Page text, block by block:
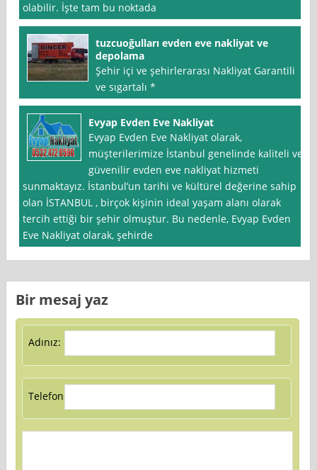
olabilir. İşte tam bu noktada
tuzcuoğulları evden eve nakliyat ve
depolama
Şehir içi ve şehirlerarası Nakliyat Garantili
ve sıgartalı *
Evyap Evden Eve Nakliyat
Evyap Evden Eve Nakliyat olarak,
müşterilerimize İstanbul genelinde kaliteli ve
güvenilir evden eve nakliyat hizmeti
sunmaktayız. İstanbul’un tarihi ve kültürel değerine sahip
olan İSTANBUL , birçok kişinin ideal yaşam alanı olarak
tercih ettiği bir şehir olmuştur. Bu nedenle, Evyap Evden
Eve Nakliyat olarak, şehirde
Bir mesaj yaz
Adınız:
Telefon: